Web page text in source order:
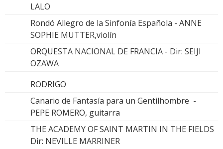
LALO
Rondó Allegro de la Sinfonía Española - ANNE
SOPHIE MUTTER,violín
ORQUESTA NACIONAL DE FRANCIA - Dir: SEIJI
OZAWA
RODRIGO
Canario de Fantasía para un Gentilhombre -
PEPE ROMERO, guitarra
THE ACADEMY OF SAINT MARTIN IN THE FIELDS
Dir: NEVILLE MARRINER